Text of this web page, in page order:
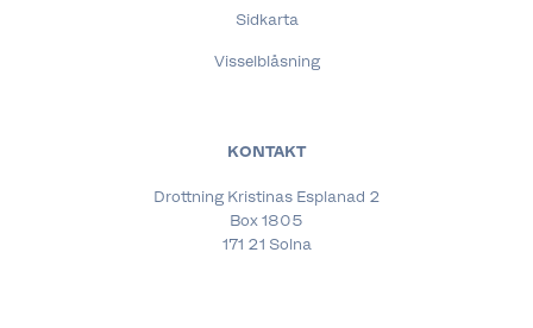
Sidkarta
Visselblåsning
KONTAKT
Drottning Kristinas Esplanad 2
Box 1805
171 21 Solna